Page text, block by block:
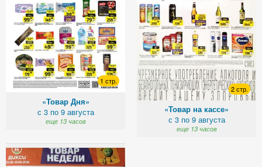
1 стр.
«Товар Дня»
с 3 по 9 августа
еще 13 часов
2 стр.
«Товар на кассе»
с 3 по 9 августа
еще 13 часов